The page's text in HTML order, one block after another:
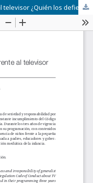
Los derechos de la infancia frente al televisor ¿Quién los defiende?